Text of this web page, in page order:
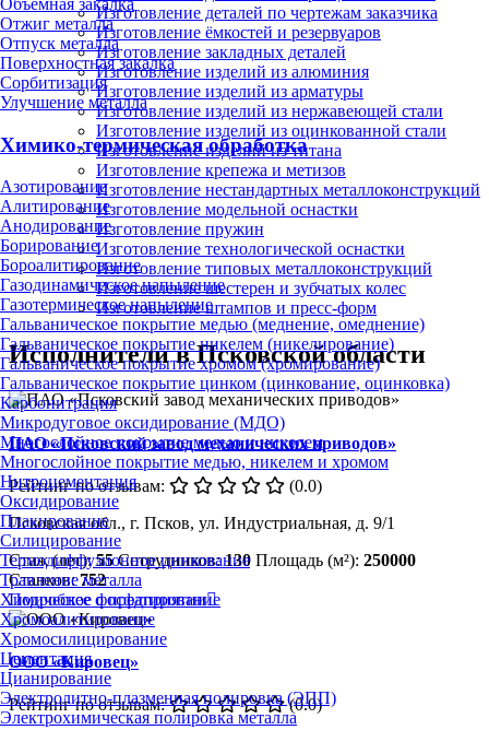
Отжиг металла
Отпуск металла
Поверхностная закалка
Сорбитизация
Улучшение металла
Химико-термическая обработка
Азотирование
Алитирование
Анодирование
Борирование
Бороалитирование
Газодинамическое напыление
Газотермическое напыление
Гальваническое покрытие медью (меднение, омеднение)
Гальваническое покрытие никелем (никелирование)
Гальваническое покрытие хромом (хромирование)
Гальваническое покрытие цинком (цинкование, оцинковка)
Карбонитрация
Микродуговое оксидирование (МДО)
Многослойное покрытие медью и никелем
Многослойное покрытие медью, никелем и хромом
Нитроцементация
Оксидирование
Плакирование
Силицирование
Термодиффузионное цинкование
Травление металла
Химическое фосфатирование
Хромоалитирование
Хромосилицирование
Цементация
Цианирование
Электролитно-плазменная полировка (ЭПП)
Электрохимическая полировка металла
Изготовление деталей по чертежам заказчика
Изготовление ёмкостей и резервуаров
Изготовление закладных деталей
Изготовление изделий из алюминия
Изготовление изделий из арматуры
Изготовление изделий из нержавеющей стали
Изготовление изделий из оцинкованной стали
Изготовление изделий из титана
Изготовление крепежа и метизов
Изготовление нестандартных металлоконструкций
Изготовление модельной оснастки
Изготовление пружин
Изготовление технологической оснастки
Изготовление типовых металлоконструкций
Изготовление шестерен и зубчатых колес
Изготовление штампов и пресс-форм
Исполнители в Псковской области
ПАО «Псковский завод механических приводов»
Рейтинг по отзывам:
(0.0)
Псковская обл., г. Псков, ул. Индустриальная, д. 9/1
Стаж (лет):55 Сотрудников:130 Площадь (м²): 250000
Станков:752
Подробнее о предприятии
ООО «Кировец»
Рейтинг по отзывам:
(0.0)